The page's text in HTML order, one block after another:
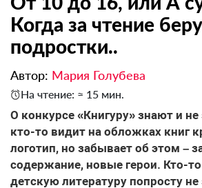
Когда за чтение
подростки..
Автор: Мария Голубева
На чтение: ≈ 15 мин.
О конкурсе «Книгуру» знают и
кто-то видит на обложках книг
логотип, но забывает об этом –
содержание, новые герои. Кто-
детскую литературу попросту не